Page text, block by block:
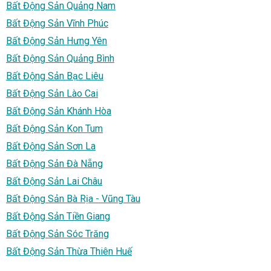
Bất Động Sản Quảng Nam
Bất Động Sản Vĩnh Phúc
Bất Động Sản Hưng Yên
Bất Động Sản Quảng Bình
Bất Động Sản Bạc Liêu
Bất Động Sản Lào Cai
Bất Động Sản Khánh Hòa
Bất Động Sản Kon Tum
Bất Động Sản Sơn La
Bất Động Sản Đà Nẵng
Bất Động Sản Lai Châu
Bất Động Sản Bà Rịa - Vũng Tàu
Bất Động Sản Tiền Giang
Bất Động Sản Sóc Trăng
Bất Động Sản Thừa Thiên Huế